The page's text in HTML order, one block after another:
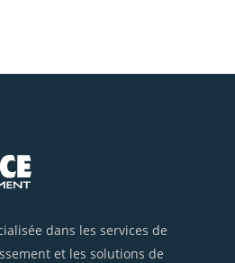
dans les services de
et les solutions de